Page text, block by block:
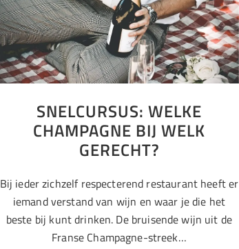
SNELCURSUS: WELKE
CHAMPAGNE BIJ WELK
GERECHT?
Bij ieder zichzelf respecterend restaurant heeft er
iemand verstand van wijn en waar je die het
beste bij kunt drinken. De bruisende wijn uit de
Franse Champagne-streek…